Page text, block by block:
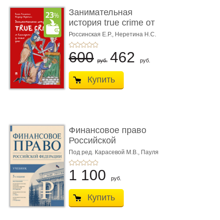
Занимательная
история true crime от
Гиппократа до � ...
Россинская Е.Р., Неретина Н.С.
600 руб. 462 руб.
Купить
Финансовое право
Российской
Федерации. 5-е изд�
...
Под ред. Карасевой М.В., Пауля
А.Г., Красюкова А.В.
1 100 руб.
Купить